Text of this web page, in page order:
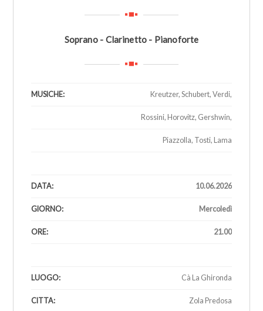
Soprano - Clarinetto - Pianoforte
MUSICHE: Kreutzer, Schubert, Verdi,
Rossini, Horovitz, Gershwin,
Piazzolla, Tosti, Lama
DATA: 10.06.2026
GIORNO: Mercoledì
ORE: 21.00
LUOGO: Cà La Ghironda
CITTA: Zola Predosa